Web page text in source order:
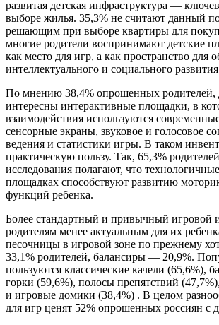
развитая детская инфраструктура —
выборе жилья. 35,3% не считают данный
решающим при выборе квартиры для
многие родители воспринимают детские
как место для игр, а как пространство для
интеллектуального и социального
По мнению 38,4% опрошенных родителей,
интересны интерактивные площадки, в
взаимодействия используются
сенсорные экраны, звуковое и голосовое
ведения и статистики игры. В таком
практическую пользу. Так, 65,3%
исследования полагают, что
площадках способствуют развитию
функций ребенка.
Более стандартный и привычный игровой
родителям менее актуальным для их
песочницы в игровой зоне по прежнему
33,1% родителей, балансиры — 20,9%.
пользуются классические качели (65,6%),
горки (59,6%), полосы препятствий
и игровые домики (38,4%) . В целом
для игр ценят 52% опрошенных россиян с